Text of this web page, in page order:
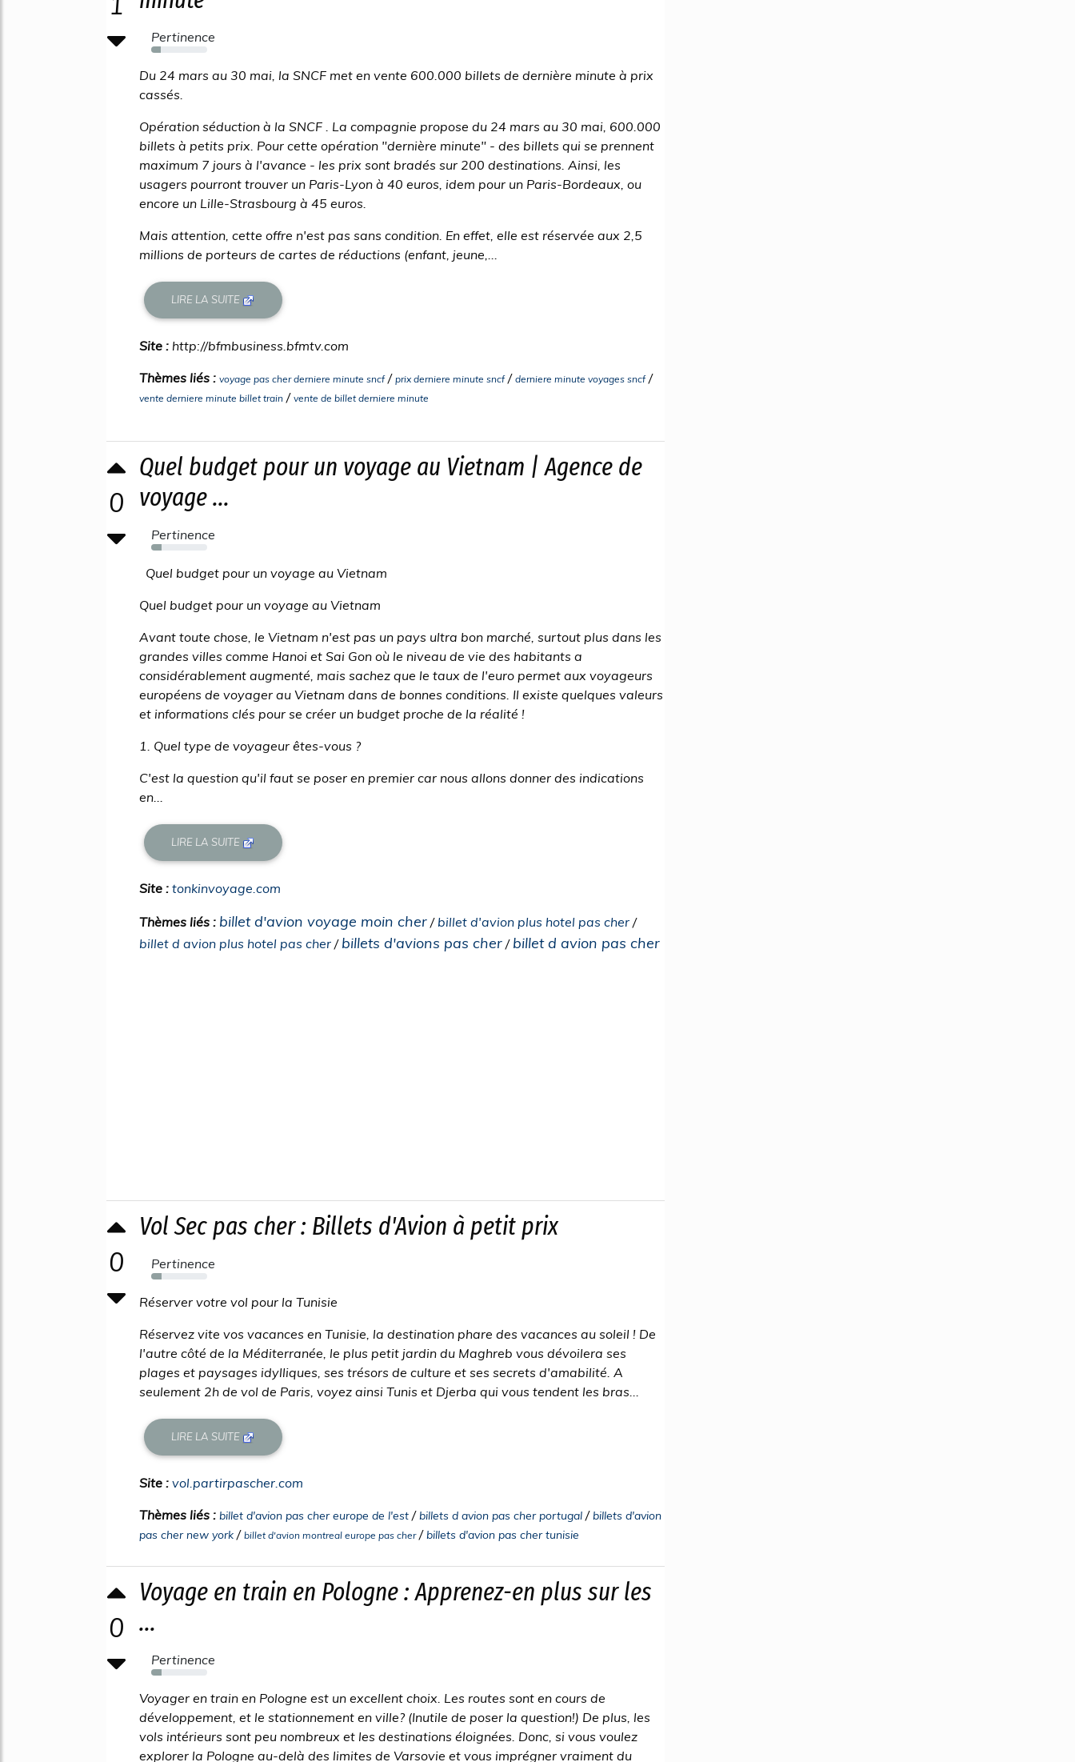
Pertinence
17%
Du 24 mars au 30 mai, la SNCF met en vente 600.000 billets de dernière minute à prix
cassés.
Opération séduction à la SNCF . La compagnie propose du 24 mars au 30 mai, 600.000
billets à petits prix. Pour cette opération "dernière minute" - des billets qui se prennent
maximum 7 jours à l'avance - les prix sont bradés sur 200 destinations. Ainsi, les
usagers pourront trouver un Paris-Lyon à 40 euros, idem pour un Paris-Bordeaux, ou
encore un Lille-Strasbourg à 45 euros.
Mais attention, cette offre n'est pas sans condition. En effet, elle est réservée aux 2,5
millions de porteurs de cartes de réductions (enfant, jeune,...
LIRE LA SUITE
Site : http://bfmbusiness.bfmtv.com
Thèmes liés : voyage pas cher derniere minute sncf/ prix derniere minute sncf/ derniere minute voyages sncf/
vente derniere minute billet train / vente de billet derniere minute
0
Quel budget pour un voyage au Vietnam | Agence de
voyage ...
Pertinence
18%
Quel budget pour un voyage au Vietnam
Quel budget pour un voyage au Vietnam
Avant toute chose, le Vietnam n'est pas un pays ultra bon marché, surtout plus dans les
grandes villes comme Hanoi et Sai Gon où le niveau de vie des habitants a
considérablement augmenté, mais sachez que le taux de l'euro permet aux voyageurs
européens de voyager au Vietnam dans de bonnes conditions. Il existe quelques valeurs
et informations clés pour se créer un budget proche de la réalité !
1. Quel type de voyageur êtes-vous ?
C'est la question qu'il faut se poser en premier car nous allons donner des indications
en...
LIRE LA SUITE
Site : tonkinvoyage.com
Thèmes liés : billet d'avion voyage moin cher / billet d'avion plus hotel pas cher /
billet d avion plus hotel pas cher / billets d'avions pas cher / billet d avion pas cher
0
Vol Sec pas cher : Billets d'Avion à petit prix
Pertinence
18%
Réserver votre vol pour la Tunisie
Réservez vite vos vacances en Tunisie, la destination phare des vacances au soleil ! De
l'autre côté de la Méditerranée, le plus petit jardin du Maghreb vous dévoilera ses
plages et paysages idylliques, ses trésors de culture et ses secrets d'amabilité. A
seulement 2h de vol de Paris, voyez ainsi Tunis et Djerba qui vous tendent les bras...
LIRE LA SUITE
Site : vol.partirpascher.com
Thèmes liés : billet d'avion pas cher europe de l'est / billets d avion pas cher portugal / billets d'avion
pas cher new york / billet d'avion montreal europe pas cher/ billets d'avion pas cher tunisie
0
Voyage en train en Pologne : Apprenez-en plus sur les
...
Pertinence
18%
Voyager en train en Pologne est un excellent choix. Les routes sont en cours de
développement, et le stationnement en ville? (Inutile de poser la question!) De plus, les
vols intérieurs sont peu nombreux et les destinations éloignées. Donc, si vous voulez
explorer la Pologne au-delà des limites de Varsovie et vous imprégner vraiment du